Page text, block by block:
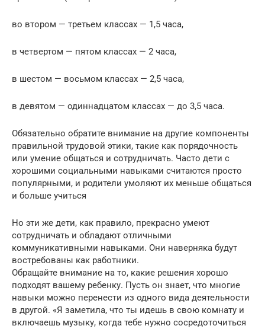
во втором — третьем классах — 1,5 часа,
в четвертом — пятом классах — 2 часа,
в шестом — восьмом классах — 2,5 часа,
в девятом — одиннадцатом классах — до 3,5 часа.
Обязательно обратите внимание на другие компоненты
правильной трудовой этики, такие как порядочность
или умение общаться и сотрудничать. Часто дети с
хорошими социальными навыками считаются просто
популярными, и родители умоляют их меньше общаться
и больше учиться
Но эти же дети, как правило, прекрасно умеют
сотрудничать и обладают отличными
коммуникативными навыками. Они наверняка будут
востребованы как работники.
Обращайте внимание на то, какие решения хорошо
подходят вашему ребенку. Пусть он знает, что многие
навыки можно перенести из одного вида деятельности
в другой. «Я заметила, что ты идешь в свою комнату и
включаешь музыку, когда тебе нужно сосредоточиться